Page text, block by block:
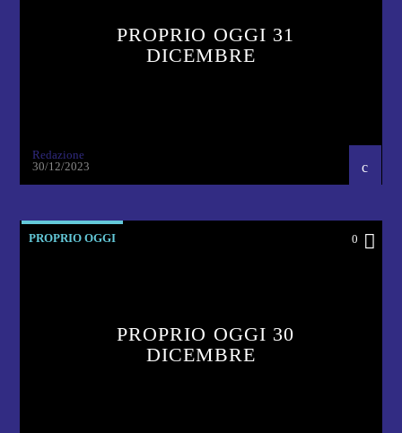
PROPRIO OGGI 31
DICEMBRE
Redazione
30/12/2023
PROPRIO OGGI 0
PROPRIO OGGI 30
DICEMBRE